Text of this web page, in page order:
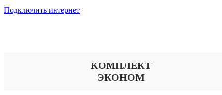
Подключить интернет
КОМПЛЕКТ
ЭКОНОМ